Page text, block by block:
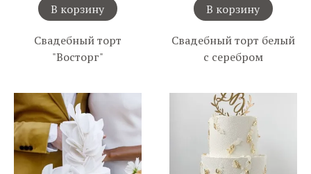
В корзину
Свадебный торт
"Восторг"
В корзину
Свадебный торт белый
с серебром